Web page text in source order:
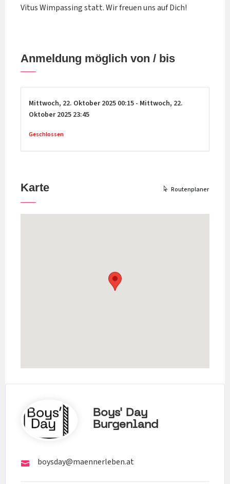
Vitus Wimpassing statt. Wir freuen uns auf Dich!
Anmeldung möglich von / bis
Mittwoch, 22. Oktober 2025 00:15 - Mittwoch, 22.
Oktober 2025 23:45
Geschlossen
Karte Routenplaner
Boys' Day
Burgenland
boysday@maennerleben.at